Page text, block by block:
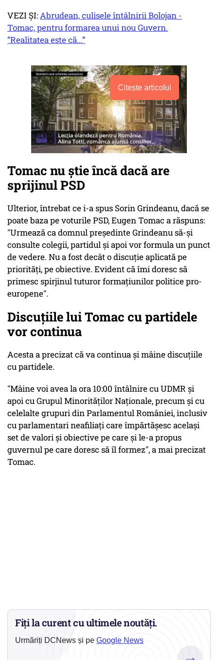
VEZI ȘI:Abrudean, culisele întâlnirii Bolojan -
Tomac, pentru formarea unui nou Guvern.
”Realitatea este că...”
Citește articolul
Tomac nu știe încă dacă are
sprijinul PSD
Ulterior, întrebat ce i-a spus Sorin Grindeanu, dacă se
poate baza pe voturile PSD, Eugen Tomac a răspuns:
"Urmează ca domnul președinte Grindeanu să-și
consulte colegii, partidul și apoi vor formula un punct
de vedere. Nu a fost decât o discuție aplicată pe
priorități, pe obiective. Evident că îmi doresc să
primesc spirjinul tuturor formațiunilor politice pro-
europene".
Discuțiile lui Tomac cu partidele
vor continua
Acesta a precizat că va continua și mâine discuțiile
cu partidele.
"Mâine voi avea la ora 10:00 întâlnire cu UDMR și
apoi cu Grupul Minorităților Naționale, precum și cu
celelalte grupuri din Parlamentul României, inclusiv
cu parlamentari neafiliați care împărtășesc același
set de valori și obiective pe care și le-a propus
guvernul pe care doresc să îl formez", a mai precizat
Tomac.
Fiți la curent cu ultimele noutăți.
Urmăriți DCNews și pe Google News